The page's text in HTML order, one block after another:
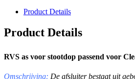
Product Details
Product Details
RVS as voor stootdop passend voor
Omschrijving: De afsluiter bestaat uit